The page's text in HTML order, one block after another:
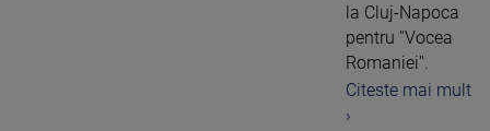
la Cluj-Napoca
pentru ''Vocea
Romaniei''.
Citeste mai mult
›